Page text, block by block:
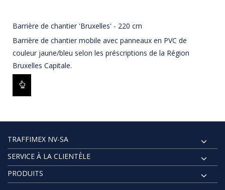
Barrière de chantier 'Bruxelles' - 220 cm
Barrière de chantier mobile avec panneaux en PVC de
couleur jaune/bleu selon les préscriptions de la Région
Bruxelles Capitale.
TRAFFIMEX NV-SA
SERVICE À LA CLIENTÈLE
PRODUITS